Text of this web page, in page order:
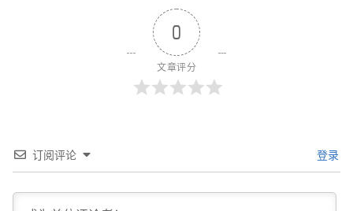
0
文章评分
订阅评论 登录